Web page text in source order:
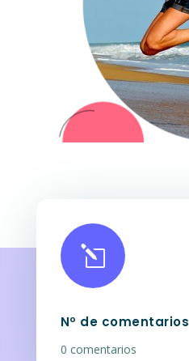
l
Nº de comentarios
0 comentarios